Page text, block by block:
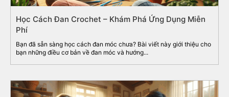
Học Cách Đan Crochet – Khám Phá Ứng Dụng Miễn
Phí
Bạn đã sẵn sàng học cách đan móc chưa? Bài viết này giới thiệu cho
bạn những điều cơ bản về đan móc và hướng...